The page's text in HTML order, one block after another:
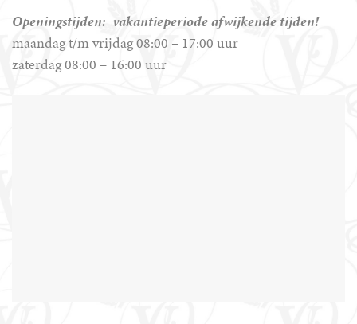
Openingstijden: vakantieperiode afwijkende tijden!
maandag t/m vrijdag 08:00 – 17:00 uur
zaterdag 08:00 – 16:00 uur